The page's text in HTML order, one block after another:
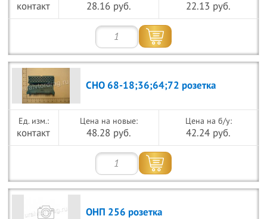
контакт 28.16 руб. 22.13 руб.
СНО 68-18;36;64;72 розетка
контакт
Цена на новые:
48.28 руб.
Цена на б/у:
42.24 руб.
ОНП 256 розетка